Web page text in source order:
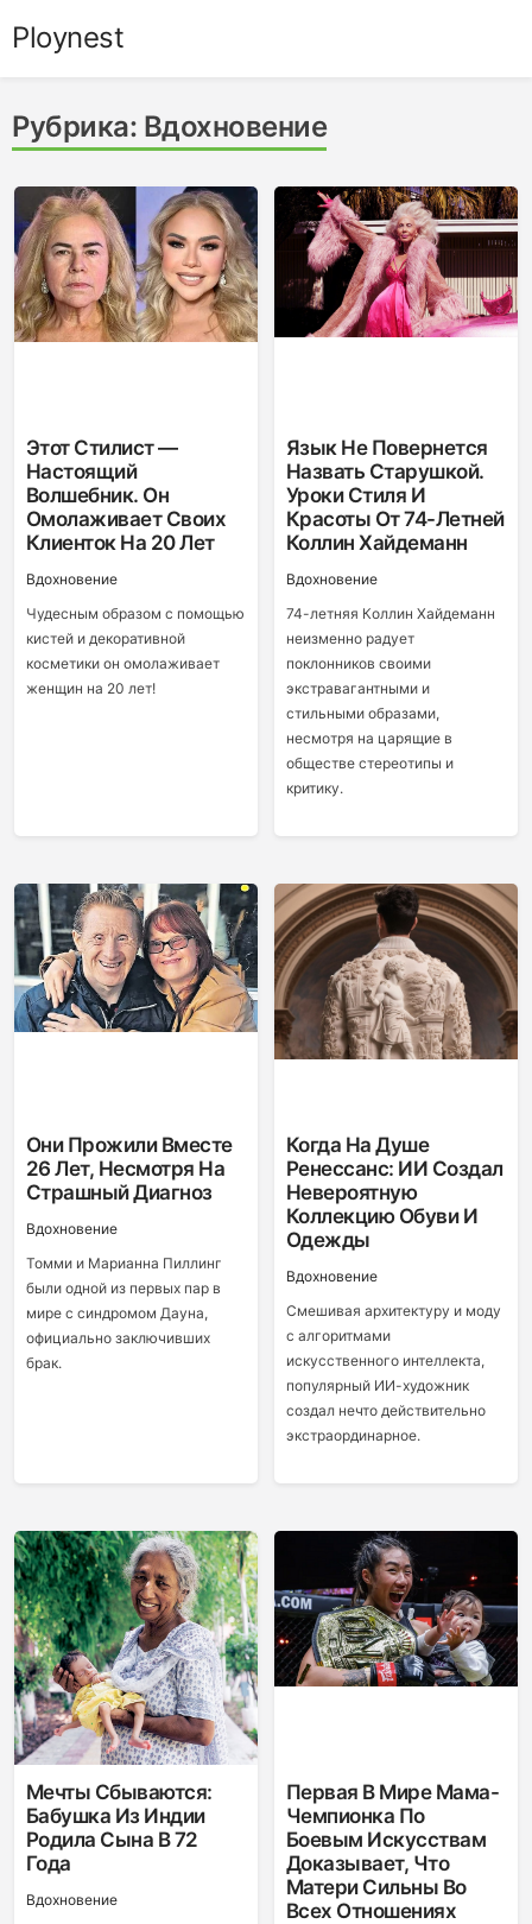
toPloynest
Рубрика: Вдохновение
Этот Стилист —
Настоящий
Волшебник. Он
Омолаживает Своих
Клиенток На 20 Лет
Вдохновение
Чудесным образом с помощью
кистей и декоративной
косметики он омолаживает
женщин на 20 лет!
Язык Не Повернется
Назвать Старушкой.
Уроки Стиля И
Красоты От 74-Летней
Коллин Хайдеманн
Вдохновение
74-летняя Коллин Хайдеманн
неизменно радует
поклонников своими
экстравагантными и
стильными образами,
несмотря на царящие в
обществе стереотипы и
критику.
Они Прожили Вместе
26 Лет, Несмотря На
Страшный Диагноз
Вдохновение
Томми и Марианна Пиллинг
были одной из первых пар в
мире с синдромом Дауна,
официально заключивших
брак.
Когда На Душе
Ренессанс: ИИ Создал
Невероятную
Коллекцию Обуви И
Одежды
Вдохновение
Смешивая архитектуру и моду
с алгоритмами
искусственного интеллекта,
популярный ИИ-художник
создал нечто действительно
экстраординарное.
Мечты Сбываются:
Бабушка Из Индии
Родила Сына В 72
Года
Вдохновение
Первая В Мире Мама-
Чемпионка По
Боевым Искусствам
Доказывает, Что
Матери Сильны Во
Всех Отношениях